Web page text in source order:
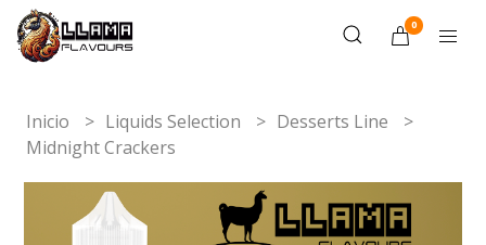
0
Inicio Liquids Selection
Desserts Line
Midnight Crackers